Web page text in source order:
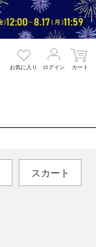
お気に入り ログイン カート
スカート